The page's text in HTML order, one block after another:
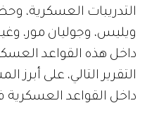
التدريبات العسكرية،
ويليس، وجوليان مور،
داخل هذه القواعد
التقرير التالي، على أبرز
داخل القواعد